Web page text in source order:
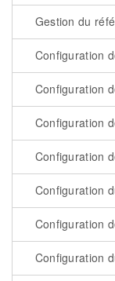
Gestion du
Configuration
Configuration
Configuration
Configuration
Configuration
Configuration
Configuration